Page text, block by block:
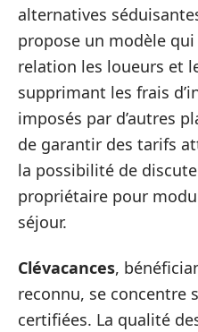
alternatives
propose un modèle
relation les loueurs et
supprimant les frais
imposés par d’autres
de garantir des tarifs
la possibilité de
propriétaire pour
séjour.
Clévacances,
reconnu, se concentre
certifiées. La qualité